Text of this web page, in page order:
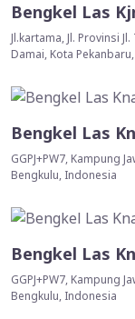
Bengkel Las
Jl.kartama, Jl. Provinsi
Damai, Kota
Bengkel Las
GGPJ+PW7, Kampung
Bengkulu, Indonesia
Bengkel Las
GGPJ+PW7, Kampung
Bengkulu, Indonesia